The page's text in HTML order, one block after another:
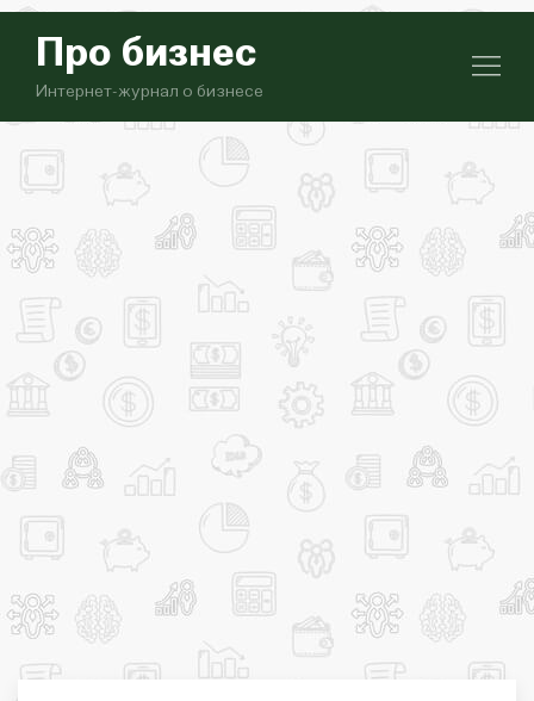
Про бизнес
Интернет-журнал о бизнесе